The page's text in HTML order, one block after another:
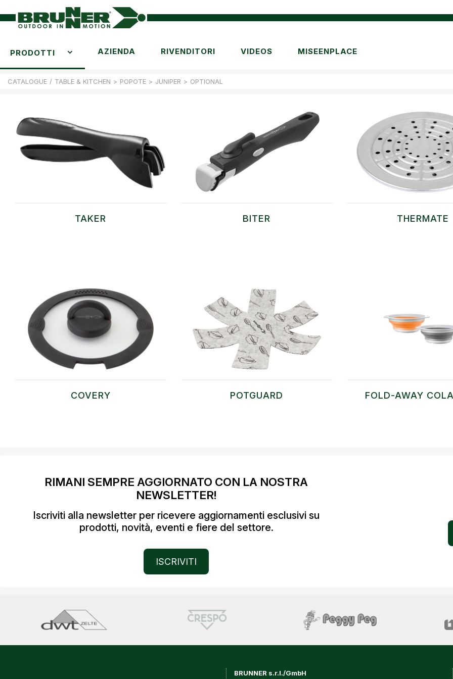
PRODOTTI AZIENDA RIVENDITORI VIDEOS MISEENPLACE
CATALOGUE / TABLE & KITCHEN > POPOTE > JUNIPER > OPTIONAL
TAKER BITER THERMATE
COVERY POTGUARD FOLD-AWAY
RIMANI SEMPRE AGGIORNATO CON LA NOSTRA
NEWSLETTER!
Iscriviti alla newsletter per ricevere aggiornamenti esclusivi su
prodotti, novità, eventi e fiere del settore.
ISCRIVITI
BRUNNER s.r.l./GmbH